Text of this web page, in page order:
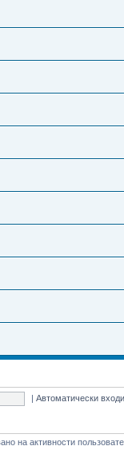
|Автоматически
на активности